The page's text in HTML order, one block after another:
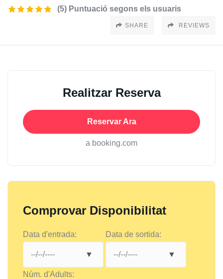
(5) Puntuació segons els usuaris
SHARE REVIEWS
Realitzar Reserva
Reservar Ara
a booking.com
Comprovar Disponibilitat
Data d'entrada: Data de sortida:
Núm. d'Adults: